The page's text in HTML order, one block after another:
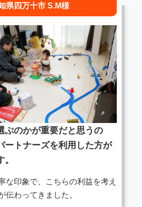
県四万十市 S.M様
ぶのかが重要だと思うの
ートナーズを利用した方が
な印象で、こちらの利益を考え
伝わってきました。